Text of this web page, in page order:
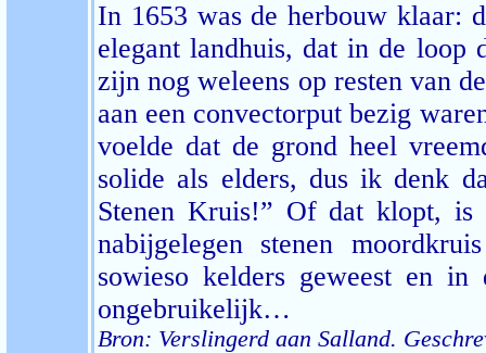
In 1653 was de herbouw klaar:
elegant landhuis, dat in de
zijn nog weleens op resten van
aan een convectorput bezig
voelde dat de grond heel
solide als elders, dus ik denk
Stenen Kruis!” Of dat klopt, is
nabijgelegen stenen
sowieso kelders geweest en
ongebruikelijk…
Bron: Verslingerd aan Salland.